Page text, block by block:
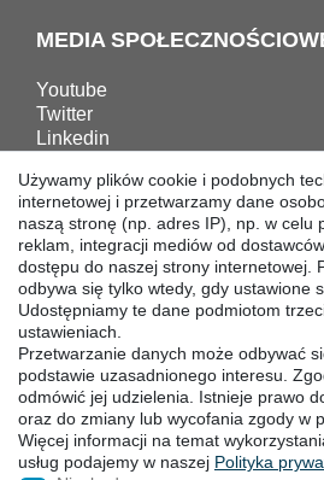
MEDIA
Youtube
Twitter
Linkedin
Instagram
POBIERANIA
Katalogi
Technika
Certyfikaty
Badanie
Promocja
Używamy plików cookie i podobnych
internetowej i przetwarzamy dane
naszą stronę (np. adres IP), np. w celu
reklam, integracji mediów od
dostępu do naszej strony internetowej.
odbywa się tylko wtedy, gdy ustawione
Udostępniamy te dane podmiotom
ustawieniach.
Przetwarzanie danych może odbywać
podstawie uzasadnionego interesu.
odmówić jej udzielenia. Istnieje prawo
oraz do zmiany lub wycofania zgody w
Więcej informacji na temat
usług podajemy w naszej Polityka